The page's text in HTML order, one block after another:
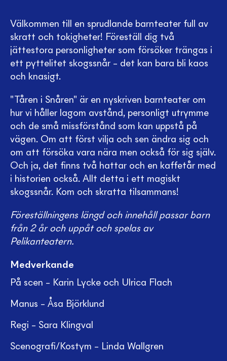
Välkommen till en sprudlande barnteater full av
skratt och tokigheter! Föreställ dig två
jättestora personligheter som försöker trängas i
ett pyttelitet skogssnår – det kan bara bli kaos
och knasigt.
"Tåren i Snåren" är en nyskriven barnteater om
hur vi håller lagom avstånd, personligt utrymme
och de små missförstånd som kan uppstå på
vägen. Om att först vilja och sen ändra sig och
om att försöka vara nära men också för sig själv.
Och ja, det finns två hattar och en kaffetår med
i historien också. Allt detta i ett magiskt
skogssnår. Kom och skratta tilsammans!
Föreställningens längd och innehåll passar barn
från 2 år och uppåt och spelas av
Pelikanteatern.
Medverkande
På scen – Karin Lycke och Ulrica Flach
Manus – Åsa Björklund
Regi – Sara Klingval
Scenografi/Kostym – Linda Wallgren